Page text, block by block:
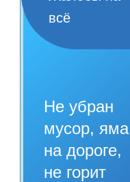
всё
Не убран
мусор, яма
на дороге,
не горит